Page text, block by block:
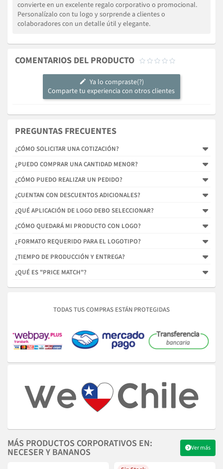
convierte en un excelente regalo corporativo o promocional.
Personalízalo con tu logo y sorprende a clientes o
colaboradores con un detalle útil y elegante.
COMENTARIOS DEL PRODUCTO     
Ya lo compraste(?)
Comparte tu experiencia con otros clientes
PREGUNTAS FRECUENTES
¿CÓMO SOLICITAR UNA COTIZACIÓN?
¿PUEDO COMPRAR UNA CANTIDAD MENOR?
¿CÓMO PUEDO REALIZAR UN PEDIDO?
¿CUENTAN CON DESCUENTOS ADICIONALES?
¿QUÉ APLICACIÓN DE LOGO DEBO SELECCIONAR?
¿CÓMO QUEDARÁ MI PRODUCTO CON LOGO?
¿FORMATO REQUERIDO PARA EL LOGOTIPO?
¿TIEMPO DE PRODUCCIÓN Y ENTREGA?
¿QUÉ ES "PRICE MATCH"?
TODAS TUS COMPRAS ESTÁN PROTEGIDAS
MÁS PRODUCTOS CORPORATIVOS EN:
NECESER Y BANANOS Ver más